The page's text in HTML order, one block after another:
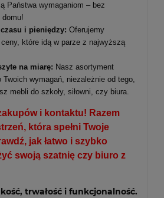
Państwa wymaganiom – bez
i pieniędzy: Oferujemy
które idą w parze z najwyższą
na miarę: Nasz asortyment
Twoich wymagań, niezależnie od tego,
mebli do szkoły, siłowni, czy biura.
i kontaktu! Razem
która spełni Twoje
jak łatwo i szybko
swoją szatnię czy biuro z
trwałość i funkcjonalność.